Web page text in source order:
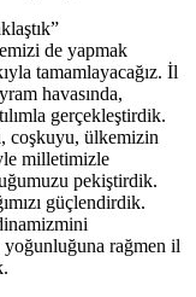
de yapmak
tamamlayacağız. İl
havasında,
gerçekleştirdik.
coşkuyu, ülkemizin
milletimizle
pekiştirdik.
güçlendirdik.
yoğunluğuna rağmen il